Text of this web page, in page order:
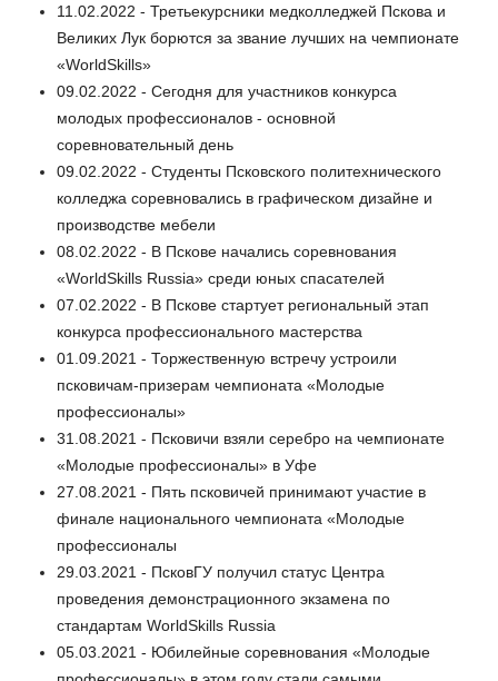
11.02.2022 - Третьекурсники медколледжей Пскова и
Великих Лук борются за звание лучших на чемпионате
«WorldSkills»
09.02.2022 - Сегодня для участников конкурса
молодых профессионалов - основной
соревновательный день
09.02.2022 - Студенты Псковского политехнического
колледжа соревновались в графическом дизайне и
производстве мебели
08.02.2022 - В Пскове начались соревнования
«WorldSkills Russia» среди юных спасателей
07.02.2022 - В Пскове стартует региональный этап
конкурса профессионального мастерства
01.09.2021 - Торжественную встречу устроили
псковичам-призерам чемпионата «Молодые
профессионалы»
31.08.2021 - Псковичи взяли серебро на чемпионате
«Молодые профессионалы» в Уфе
27.08.2021 - Пять псковичей принимают участие в
финале национального чемпионата «Молодые
профессионалы
29.03.2021 - ПсковГУ получил статус Центра
проведения демонстрационного экзамена по
стандартам WorldSkills Russia
05.03.2021 - Юбилейные соревнования «Молодые